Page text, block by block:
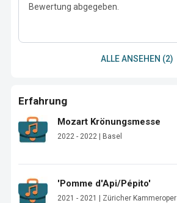
Bewertung abgegeben.
ALLE ANSEHEN (2)
Erfahrung
Mozart Krönungsmesse
2022 - 2022 | Basel
'Pomme d'Api/Pépito'
2021 - 2021 | Züricher Kammeroper